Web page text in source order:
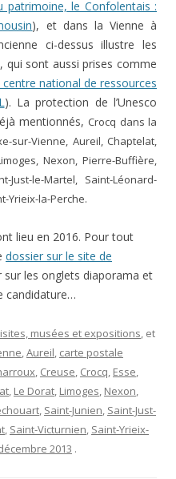
patrimoine, le Confolentais :
), et dans la Vienne à
ci-dessus illustre les
qui sont aussi prises comme
national de ressources
). La protection de l’Unesco
mentionnés, Crocq dans la
sur-Vienne, Aureil, Chaptelat,
Nexon, Pierre-Buffière,
Just-le-Martel, Saint-Léonard-
Yrieix-la-Perche.
lieu en 2016. Pour tout
dossier sur le site de
sur les onglets diaporama et
candidature…
musées et expositions, et
,Aureil, carte postale
, Creuse, Crocq, Esse,
, Le Dorat, Limoges, Nexon,
, Saint-Junien, Saint-Just-
, Saint-Victurnien, Saint-Yrieix-
2013 .